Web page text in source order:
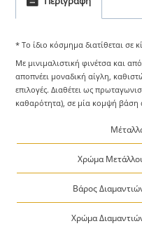
* Το ίδιο κόσμημα διατίθεται σε
Με μινιμαλιστική φινέτσα και
αποπνέει μοναδική αίγλη,
επιλογές. Διαθέτει ως
καθαρότητα), σε μία κομψή βάση
Χρώμα
Βάρος
Χρώμα